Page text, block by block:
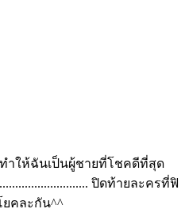
ำให้ฉันเป็นผู้ชายที่โชคดีที่สุด
ปิดท้ายละครที่ฟิ
ยคละกัน^^